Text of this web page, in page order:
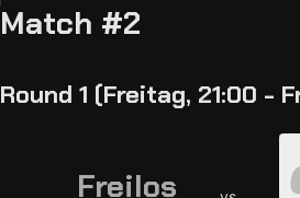
Match #2
Round 1 (Freitag, 21:00 -
Freilos